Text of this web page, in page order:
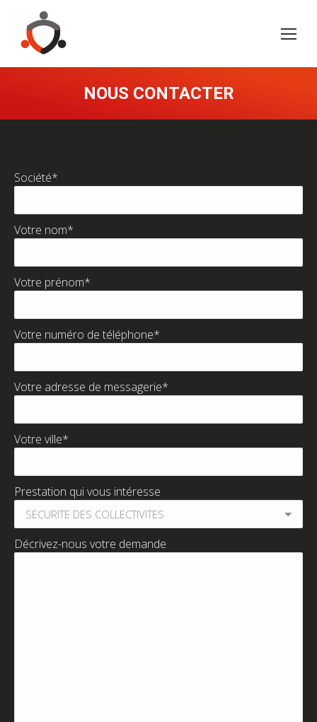
NOUS CONTACTER
Société*
Votre nom*
Votre prénom*
Votre numéro de téléphone*
Votre adresse de messagerie*
Votre ville*
Prestation qui vous intéresse
Décrivez-nous votre demande